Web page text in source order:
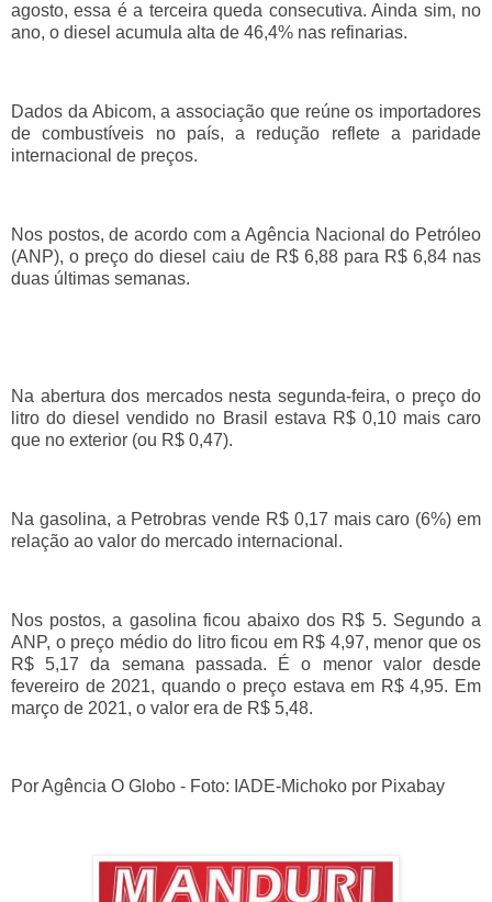
agosto, essa é a terceira queda consecutiva. Ainda sim, no
ano, o diesel acumula alta de 46,4% nas refinarias.
Dados da Abicom, a associação que reúne os importadores
de combustíveis no país, a redução reflete a paridade
internacional de preços.
Nos postos, de acordo com a Agência Nacional do Petróleo
(ANP), o preço do diesel caiu de R$ 6,88 para R$ 6,84 nas
duas últimas semanas.
Na abertura dos mercados nesta segunda-feira, o preço do
litro do diesel vendido no Brasil estava R$ 0,10 mais caro
que no exterior (ou R$ 0,47).
Na gasolina, a Petrobras vende R$ 0,17 mais caro (6%) em
relação ao valor do mercado internacional.
Nos postos, a gasolina ficou abaixo dos R$ 5. Segundo a
ANP, o preço médio do litro ficou em R$ 4,97, menor que os
R$ 5,17 da semana passada. É o menor valor desde
fevereiro de 2021, quando o preço estava em R$ 4,95. Em
março de 2021, o valor era de R$ 5,48.
Por Agência O Globo - Foto: IADE-Michoko por Pixabay